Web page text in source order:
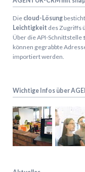
Diecloud-Lösung
Leichtigkeit des Zugriffs
Über die API-Schnittstelle
können gegrabbte
importiert werden.
Wichtige Infos über